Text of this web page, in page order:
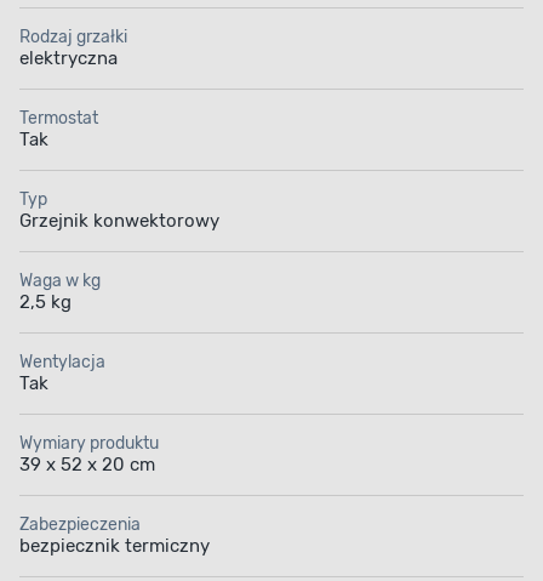
Rodzaj grzałki
elektryczna
Termostat
Tak
Typ
Grzejnik konwektorowy
Waga w kg
2,5 kg
Wentylacja
Tak
Wymiary produktu
39 x 52 x 20 cm
Zabezpieczenia
bezpiecznik termiczny